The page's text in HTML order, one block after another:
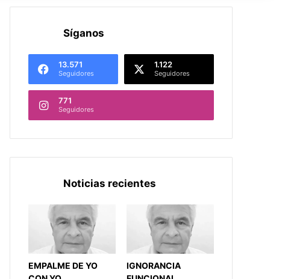
Síganos
13.571
Seguidores
1.122
Seguidores
771
Seguidores
Noticias recientes
EMPALME DE YO
IGNORANCIA